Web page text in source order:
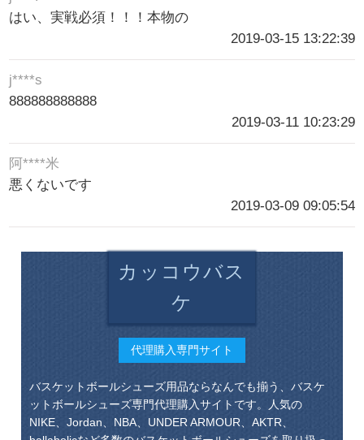
はい、実戦必須！！！本物の
2019-03-15 13:22:39
j****s
888888888888
2019-03-11 10:23:29
阿****米
悪くないです
2019-03-09 09:05:54
カッコウバス
ケ
代理購入専門サイト
バスケットボールシューズ用品ならなんでも揃う、バスケ
ットボールシューズ専門代理購入サイトです。人気の
NIKE、Jordan、NBA、UNDER ARMOUR、AKTR、